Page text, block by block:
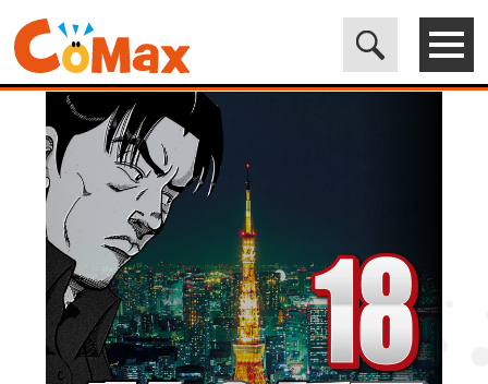
電子書籍マンガ CoMax(コマックス)公式サイト - 株式会社ICE>
LEGEND> 特命係長只野仁ファイナル 18